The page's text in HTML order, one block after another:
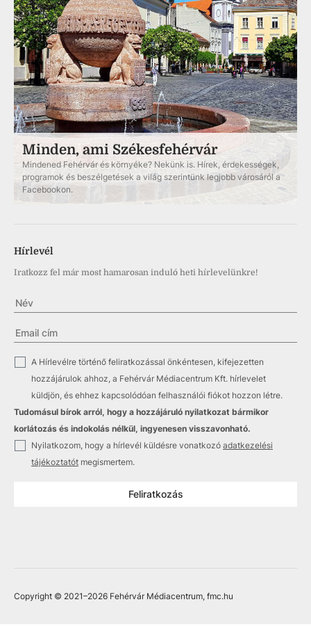
Minden, ami Székesfehérvár
Mindened Fehérvár és környéke? Nekünk is. Hírek, érdekességek,
programok és beszélgetések a világ szerintünk legjobb városáról a
Facebookon.
Hírlevél
Iratkozz fel már most hamarosan induló heti hírlevelünkre!
A Hírlevélre történő feliratkozással önkéntesen, kifejezetten
hozzájárulok ahhoz, a Fehérvár Médiacentrum Kft. hírlevelet
küldjön, és ehhez kapcsolódóan felhasználói fiókot hozzon létre.
Tudomásul bírok arról, hogy a hozzájáruló nyilatkozat bármikor
korlátozás és indokolás nélkül, ingyenesen visszavonható.
Nyilatkozom, hogy a hírlevél küldésre vonatkozó adatkezelési
tájékoztatót megismertem.
Feliratkozás
Copyright © 2021–2026 Fehérvár Médiacentrum, fmc.hu